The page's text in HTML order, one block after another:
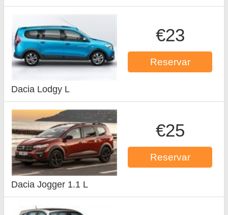
€23
Reservar
Dacia Lodgy L
€25
Reservar
Dacia Jogger 1.1 L